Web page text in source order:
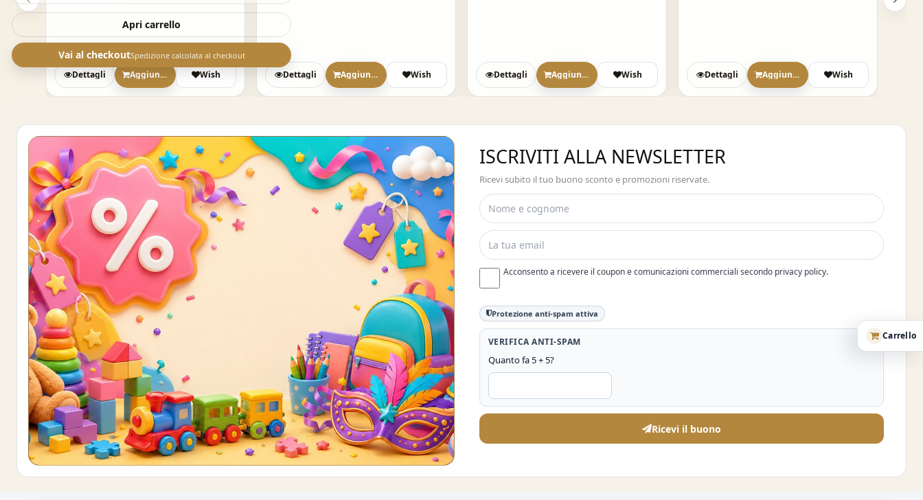
Apri carrello
Vai al checkoutSpedizione calcolata al checkout
Carrello
Dettagli Aggiungi Wish Dettagli Aggiungi Wish Dettagli Aggiungi Wish Dettagli Aggiungi Wish
ISCRIVITI ALLA NEWSLETTER
Ricevi subito il tuo buono sconto e promozioni riservate.
Acconsento a ricevere il coupon e comunicazioni commerciali secondo privacy policy.
Protezione anti-spam attiva
VERIFICA ANTI-SPAM
Quanto fa 5 + 5?
Ricevi il buono